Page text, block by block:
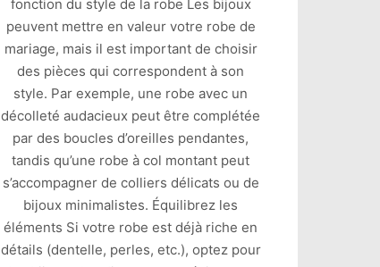
fonction du style de la robe Les bijoux
peuvent mettre en valeur votre robe de
mariage, mais il est important de choisir
des pièces qui correspondent à son
style. Par exemple, une robe avec un
décolleté audacieux peut être complétée
par des boucles d’oreilles pendantes,
tandis qu’une robe à col montant peut
s’accompagner de colliers délicats ou de
bijoux minimalistes. Équilibrez les
éléments Si votre robe est déjà riche en
détails (dentelle, perles, etc.), optez pour